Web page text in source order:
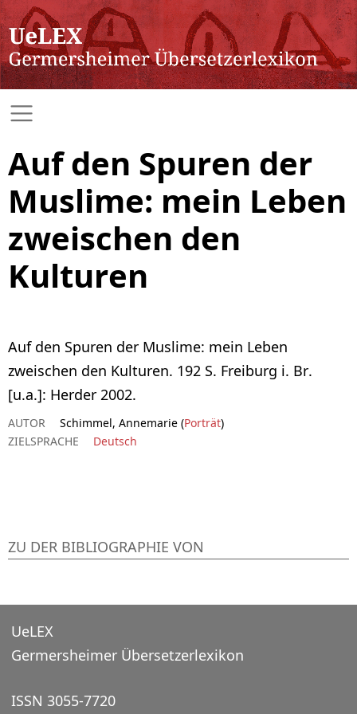
Auf den Spuren der
Muslime: mein Leben
zweischen den
Kulturen
Auf den Spuren der Muslime: mein Leben
zweischen den Kulturen. 192 S. Freiburg i. Br.
[u.a.]: Herder 2002.
AUTOR Schimmel, Annemarie (Porträt)
ZIELSPRACHE
Deutsch
ZU DER BIBLIOGRAPHIE VON
UeLEX
Germersheimer Übersetzerlexikon
ISSN 3055-7720